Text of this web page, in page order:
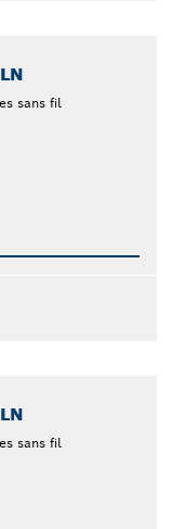
sans fil
sans fil